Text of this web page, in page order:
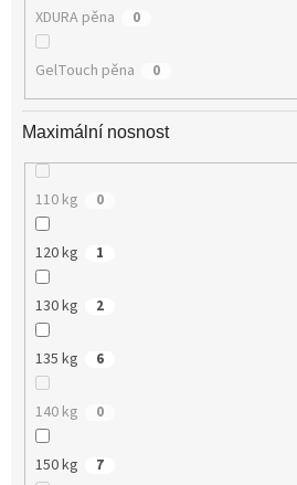
XDURA pěna 0
GelTouch pěna 0
Maximální nosnost
110 kg 0
120 kg 1
130 kg 2
135 kg 6
140 kg 0
150 kg 7